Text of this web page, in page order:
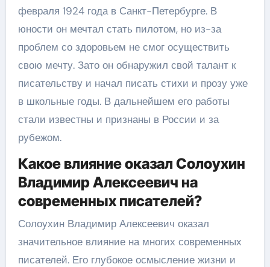
февраля 1924 года в Санкт-Петербурге. В
юности он мечтал стать пилотом, но из-за
проблем со здоровьем не смог осуществить
свою мечту. Зато он обнаружил свой талант к
писательству и начал писать стихи и прозу уже
в школьные годы. В дальнейшем его работы
стали известны и признаны в России и за
рубежом.
Какое влияние оказал Солоухин
Владимир Алексеевич на
современных писателей?
Солоухин Владимир Алексеевич оказал
значительное влияние на многих современных
писателей. Его глубокое осмысление жизни и